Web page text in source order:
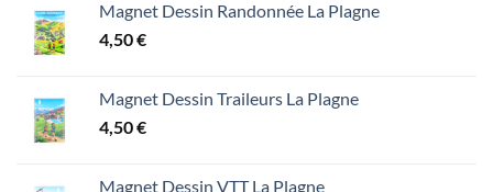
Magnet Dessin Randonnée La Plagne
4,50€
Magnet Dessin Traileurs La Plagne
4,50€
Magnet Dessin VTT La Plagne